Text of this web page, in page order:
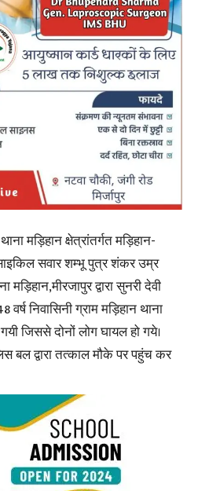
मड़िहान क्षेत्रांतर्गत मड़िहान-
सवार शम्भू पुत्र शंकर उम्र
मड़िहान,मीरजापुर द्वारा सुनरी देवी
निवासिनी ग्राम मड़िहान थाना
जिससे दोनों लोग घायल हो गये।
बल द्वारा तत्काल मौके पर पहुंच कर